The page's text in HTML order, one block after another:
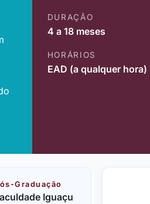
DURAÇÃO
4 a 18 meses
HORÁRIOS
EAD (a qualquer hora)
Graduação
Iguaçu